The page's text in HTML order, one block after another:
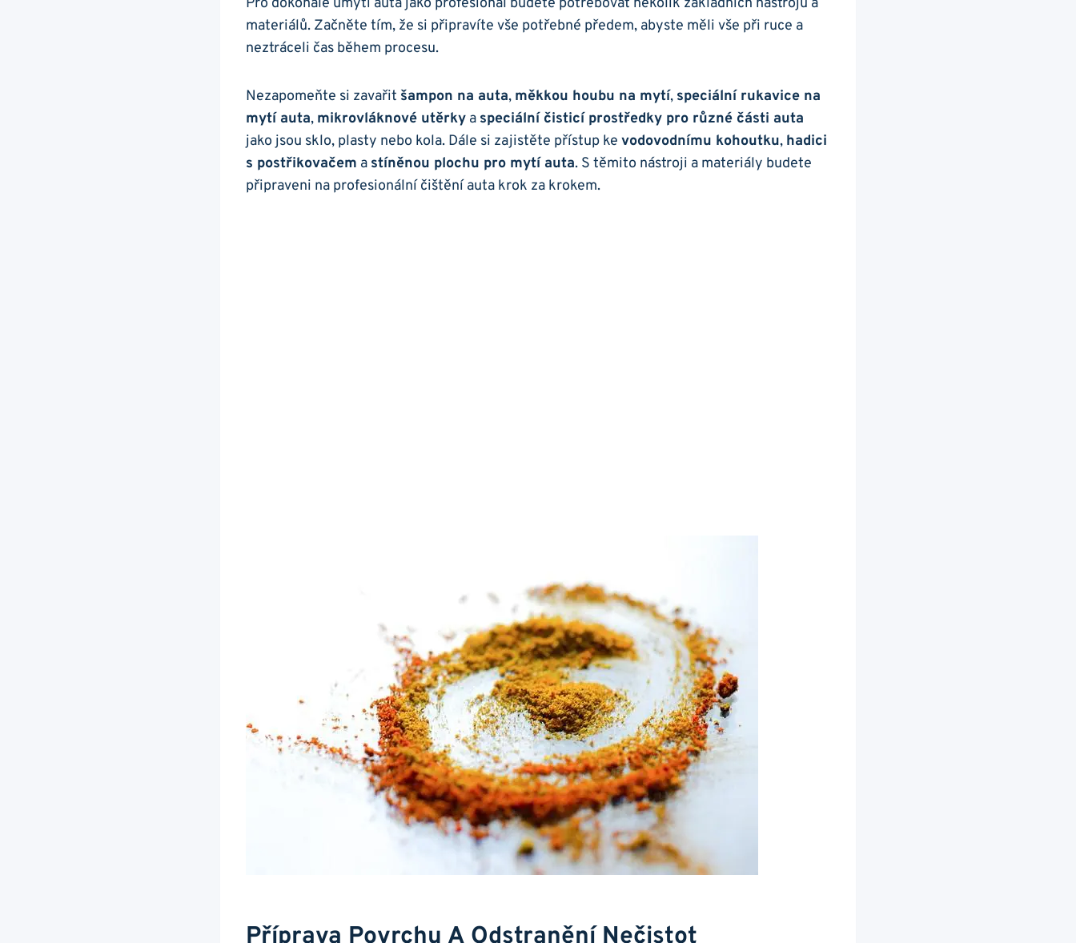
Pro dokonalé umytí auta jako profesionál budete potřebovat několik základních nástrojů a
materiálů. Začněte tím, že si připravíte vše potřebné předem, abyste měli vše při ruce a
neztráceli čas během procesu.
Nezapomeňte si zavařit šampon na auta, měkkou houbu na mytí, speciální rukavice na
mytí auta, mikrovláknové utěrky a speciální čisticí prostředky pro různé části auta
jako jsou sklo, plasty nebo kola. Dále si zajistěte přístup ke vodovodnímu kohoutku, hadici
s postřikovačem a stíněnou plochu pro mytí auta. S těmito nástroji a materiály budete
připraveni na profesionální čištění auta krok za krokem.